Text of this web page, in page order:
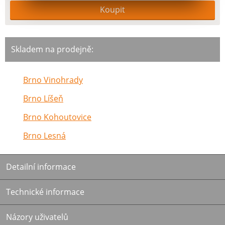
Skladem na prodejně:
Brno Vinohrady
Brno Líšeň
Brno Kohoutovice
Brno Lesná
Detailní informace
Technické informace
Názory uživatelů